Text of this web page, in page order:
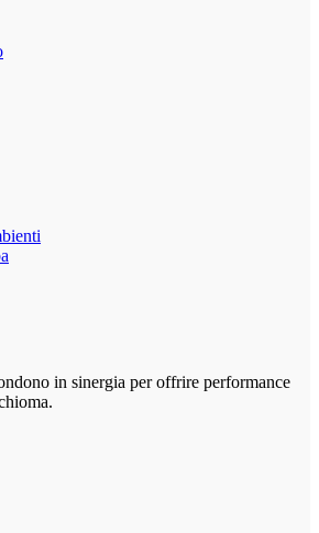
in sinergia per offrire performance